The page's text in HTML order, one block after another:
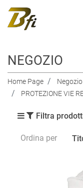
NEGOZIO
Home Page Negozio
PROTEZIONE VIE
Filtra
Ordina per